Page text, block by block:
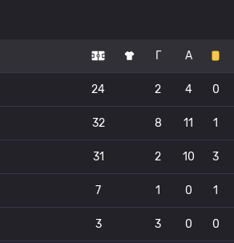
Г А
24 2 4 0
32 8 11 1
31 2 10 3
7 1 0 1
3 3 0 0